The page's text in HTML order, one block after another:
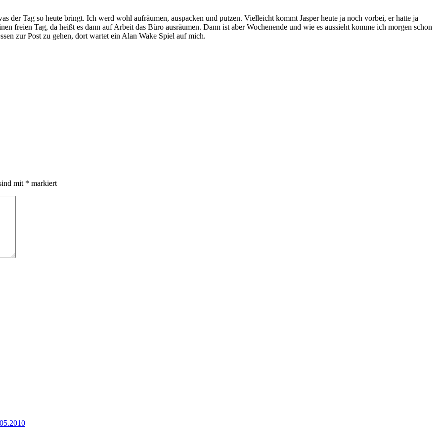
der Tag so heute bringt. Ich werd wohl aufräumen, auspacken und putzen. Vielleicht kommt Jasper heute ja noch vorbei, er hatte ja
freien Tag, da heißt es dann auf Arbeit das Büro ausräumen. Dann ist aber Wochenende und wie es aussieht komme ich morgen schon
zur Post zu gehen, dort wartet ein Alan Wake Spiel auf mich.
mit * markiert